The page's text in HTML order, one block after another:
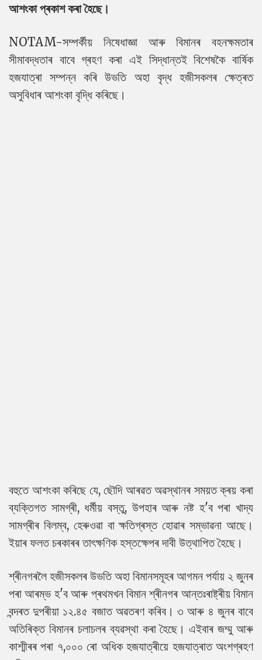
আশংকা প্ৰকাশ কৰা হৈছে।
NOTAM-সম্পৰ্কীয় নিষেধাজ্ঞা আৰু বিমানৰ বহনক্ষমতাৰ
সীমাবদ্ধতাৰ বাবে গ্ৰহণ কৰা এই সিদ্ধান্তই বিশেষকৈ বাৰ্ষিক
হজযাত্ৰা সম্পন্ন কৰি উভতি অহা বৃদ্ধ হজীসকলৰ ক্ষেত্ৰত
অসুবিধাৰ আশংকা বৃদ্ধি কৰিছে।
বহুতে আশংকা কৰিছে যে, ছৌদি আৰৱত অৱস্থানৰ সময়ত ক্ৰয় কৰা
ব্যক্তিগত সামগ্ৰী, ধৰ্মীয় বস্তু, উপহাৰ আৰু নষ্ট হ'ব পৰা খাদ্য
সামগ্ৰীৰ বিলম্ব, হেৰুওৱা বা ক্ষতিগ্ৰস্ত হোৱাৰ সম্ভাৱনা আছে।
ইয়াৰ ফলত চৰকাৰৰ তাৎক্ষণিক হস্তক্ষেপৰ দাবী উত্থাপিত হৈছে।
শ্ৰীনগৰলৈ হজীসকলৰ উভতি অহা বিমানসমূহৰ আগমন পৰ্যায় ২ জুনৰ
পৰা আৰম্ভ হ'ব আৰু প্ৰথমখন বিমান শ্ৰীনগৰ আন্তঃৰাষ্ট্ৰীয় বিমান
বন্দৰত দুপৰীয়া ১২.৪৫ বজাত অৱতৰণ কৰিব। ৩ আৰু ৪ জুনৰ বাবে
অতিৰিক্ত বিমানৰ চলাচলৰ ব্যৱস্থা কৰা হৈছে। এইবাৰ জম্মু আৰু
কাশ্মীৰৰ পৰা ৭,০০০ ৰো অধিক হজযাত্ৰীয়ে হজযাত্ৰাত অংশগ্ৰহণ